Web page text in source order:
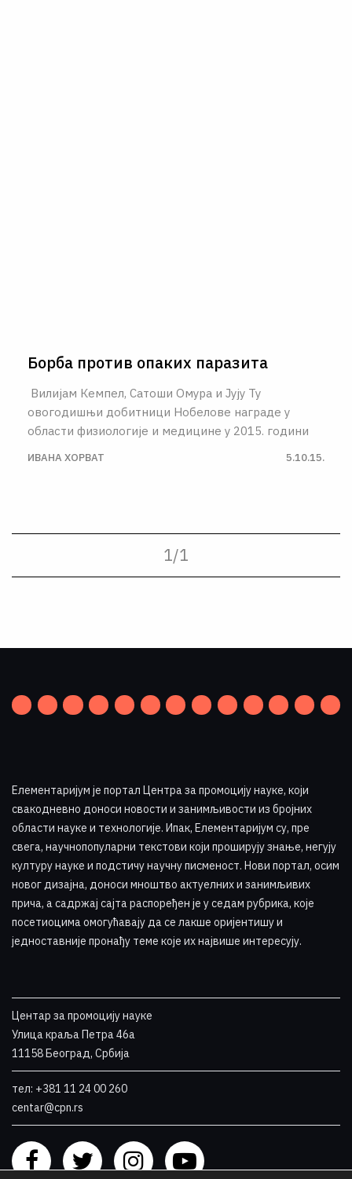
Борба против опаких паразита
Вилијам Кемпел, Сатоши Омура и Јују Ту
овогодишњи добитници Нобелове награде у
области физиологије и медицине у 2015. години
ИВАНА ХОРВАТ 5.10.15.
1/1
Елементаријум је портал Центра за промоцију науке, који
свакодневно доноси новости и занимљивости из бројних
области науке и технологије. Ипак, Елементаријум су, пре
свега, научнопопуларни текстови који проширују знање, негују
културу науке и подстичу научну писменост. Нови портал, осим
новог дизајна, доноси мноштво актуелних и занимљивих
прича, а садржај сајта распоређен је у седам рубрика, које
посетиоцима омогућавају да се лакше оријентишу и
једноставније пронађу теме које их највише интересују.
Центар за промоцију науке
Улица краља Петра 46a
11158 Београд, Србија
тел: +381 11 24 00 260
centar@cpn.rs